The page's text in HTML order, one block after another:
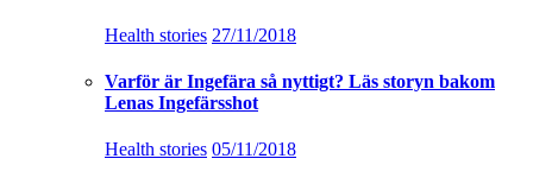
Health stories 27/11/2018
Varför är Ingefära så nyttigt? Läs storyn bakom
Lenas Ingefärsshot
Health stories 05/11/2018